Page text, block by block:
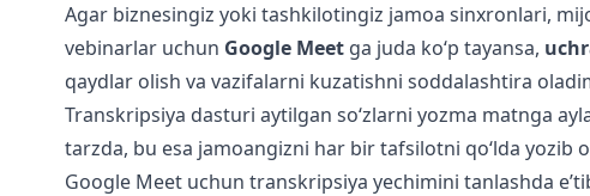
Agar biznesingiz yoki tashkilotingiz jamoa sinxronlari,
vebinarlar uchun Google Meetga juda ko‘p tayansa,
qaydlar olish va vazifalarni kuzatishni soddalashtira
Transkripsiya dasturi aytilgan so‘zlarni yozma matnga
tarzda, bu esa jamoangizni har bir tafsilotni qo‘lda yozib
Google Meet uchun transkripsiya yechimini tanlashda